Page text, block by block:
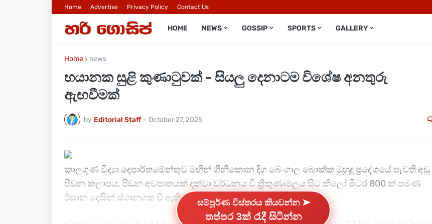
Home Advertise Privacy Policy Contact Us
HOME NEWS GOSSIP SPORTS GALLERY
Home news
භයානක සුළි කුණාටුවක් - සියලු දෙනාටම විශේෂ අනතුරු
ඇඟවීමක්
by Editorial Staff - October 27, 2025
කාලගුණ විද්‍යා දෙපාර්තමේන්තුව මඟින් ගිනිකොන දිග බෙංගාල බොක්ක මුහුදු ප්‍රදේශයේ පැවති අඩු
පීඩන කලාපය, පීඩන අවපාතයක් දක්වා වර්ධනය වී ත්‍රීකුණාමලය සිට කිලෝ මීටර 800 ක් පමණ
ඊසාන දෙසින් ස්ථානගත වී ඇති බව නිවේදනය කර ඇත.
සම්පූර්ණ විස්තරය කියවන්න ➤
තප්පර 3ක් රැදී සිටින්න